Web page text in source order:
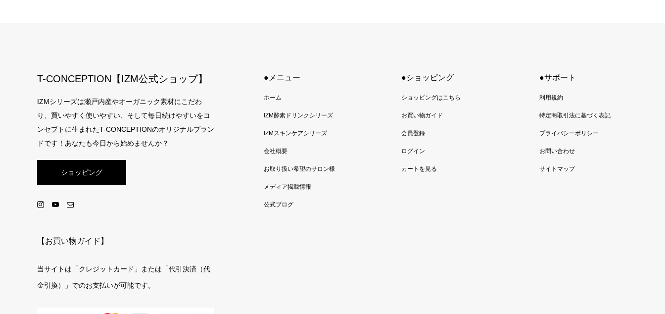
T-CONCEPTION【IZM公式ショップ】
IZMシリーズは瀬戸内産やオーガニック素材にこだわ
り、買いやすく使いやすい、そして毎日続けやすいをコ
ンセプトに生まれたT-CONCEPTIONのオリジナルブラン
ドです！あなたも今日から始めませんか？
ショッピング
●メニュー
ホーム
IZM酵素ドリンクシリーズ
IZMスキンケアシリーズ
会社概要
お取り扱い希望のサロン様
メディア掲載情報
公式ブログ
●ショッピング
ショッピングはこちら
お買い物ガイド
会員登録
ログイン
カートを見る
●サポート
利用規約
特定商取引法に基づく表記
プライバシーポリシー
お問い合わせ
サイトマップ
【お買い物ガイド】
当サイトは「クレジットカード」または「代引決済（代
金引換）」でのお支払いが可能です。